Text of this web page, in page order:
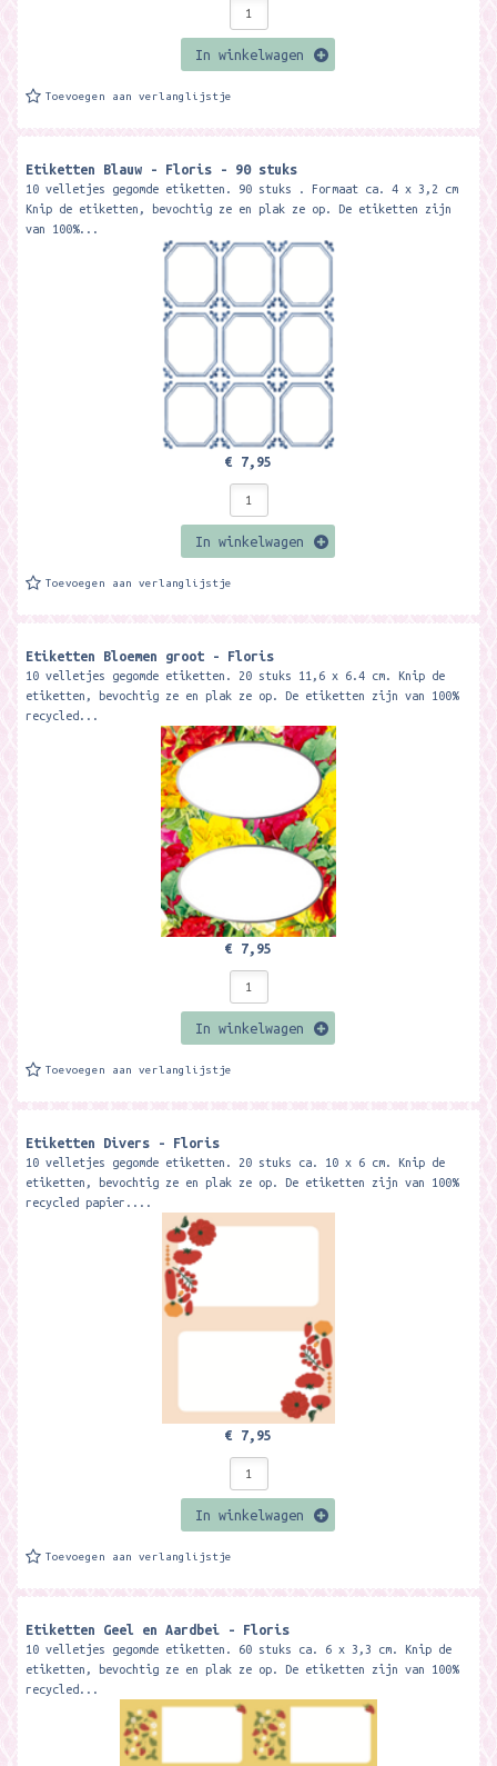
In winkelwagen
Toevoegen aan verlanglijstje
Etiketten Blauw - Floris - 90 stuks
10 velletjes gegomde etiketten. 90 stuks . Formaat ca. 4 x 3,2 cm
Knip de etiketten, bevochtig ze en plak ze op. De etiketten zijn
van 100%...
€ 7,95
In winkelwagen
Toevoegen aan verlanglijstje
Etiketten Bloemen groot - Floris
10 velletjes gegomde etiketten. 20 stuks 11,6 x 6.4 cm. Knip de
etiketten, bevochtig ze en plak ze op. De etiketten zijn van 100%
recycled...
€ 7,95
In winkelwagen
Toevoegen aan verlanglijstje
Etiketten Divers - Floris
10 velletjes gegomde etiketten. 20 stuks ca. 10 x 6 cm. Knip de
etiketten, bevochtig ze en plak ze op. De etiketten zijn van 100%
recycled papier....
€ 7,95
In winkelwagen
Toevoegen aan verlanglijstje
Etiketten Geel en Aardbei - Floris
10 velletjes gegomde etiketten. 60 stuks ca. 6 x 3,3 cm. Knip de
etiketten, bevochtig ze en plak ze op. De etiketten zijn van 100%
recycled...